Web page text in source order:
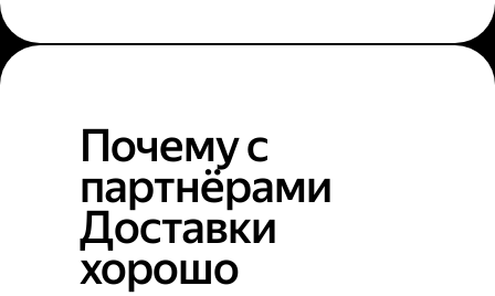
Почему с
партнёрами
Доставки
хорошо